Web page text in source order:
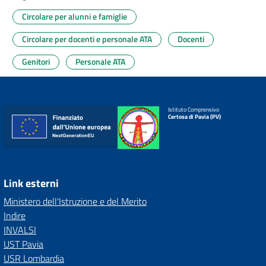
Circolare per alunni e famiglie
Circolare per docenti e personale ATA
Docenti
Genitori
Personale ATA
Istituto Comprensivo
Certosa di Pavia (PV)
Link esterni
Ministero dell'Istruzione e del Merito
Indire
INVALSI
UST Pavia
USR Lombardia